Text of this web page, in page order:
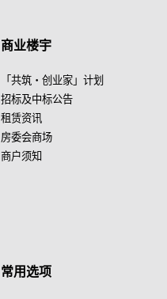
商业楼宇
「共筑・创业家」计划
招标及中标公告
租赁资讯
房委会商场
商户须知
常用选项